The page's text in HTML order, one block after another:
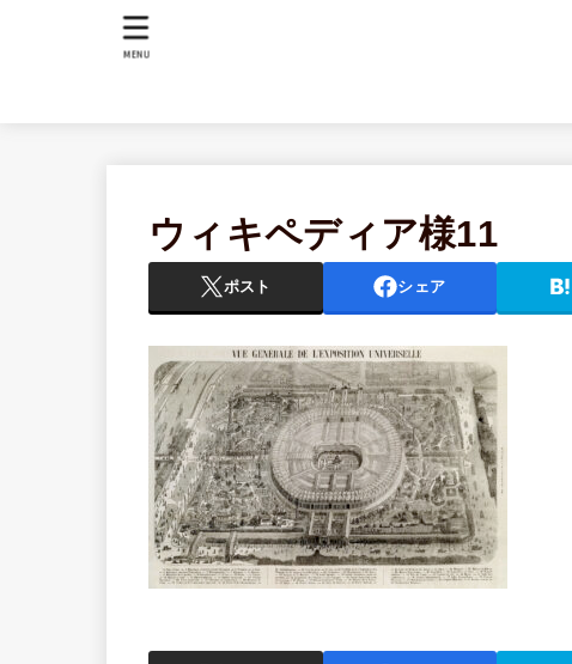
MENU
ウィキペディア様11
ポスト シェア